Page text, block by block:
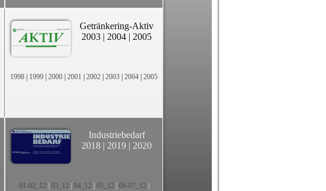
Getränkering-Aktiv
2003 | 2004 | 2005
1998 | 1999 | 2000 | 2001 | 2002 | 2003 | 2004 | 2005
Industriebedarf
2018 | 2019 | 2020
01-02_12 03_12 04_12 05_12 06-07_12